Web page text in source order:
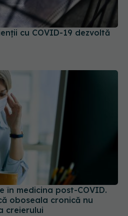
cu COVID-19 dezvoltă
în medicina post-COVID.
oboseala cronică nu
creierului